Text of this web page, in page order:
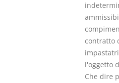
contratto
l'oggetto
Che dire